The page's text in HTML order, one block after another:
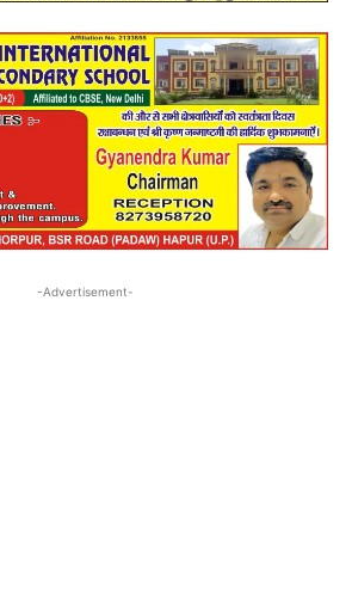
-Advertisement-